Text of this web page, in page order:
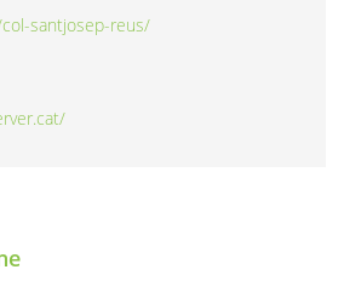
santjosep-reus/